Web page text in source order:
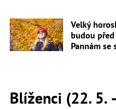
Velký
budou
Pannám
Blíženci (22. 5.